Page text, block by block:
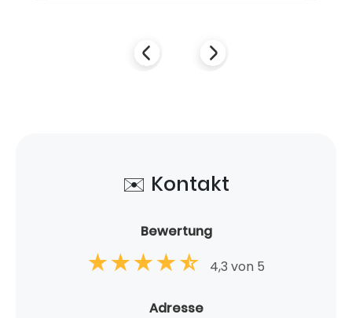
✉️ Kontakt
Bewertung
4,3 von 5
Adresse